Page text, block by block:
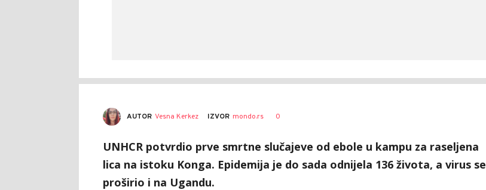
AUTOR Vesna Kerkez IZVOR mondo.rs 0
UNHCR potvrdio prve smrtne slučajeve od ebole u kampu za raseljena
lica na istoku Konga. Epidemija je do sada odnijela 136 života, a virus se
proširio i na Ugandu.